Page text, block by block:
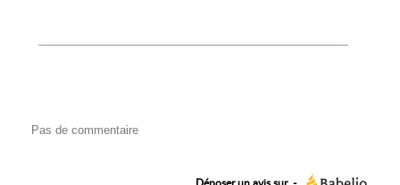
Pas de commentaire